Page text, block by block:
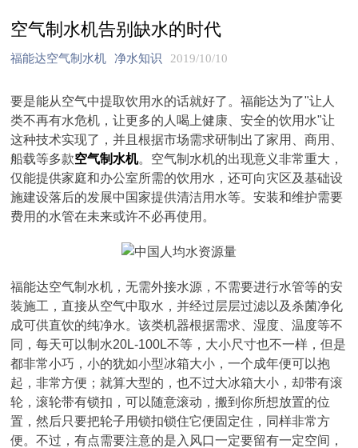
空气制水机告别缺水的时代
福能达空气制水机 净水知识 2019/10/10
要是能从空气中提取饮用水的话就好了。福能达为了"让人
类不再有水危机，让更多的人喝上健康、安全的饮用水"让
这种技术实现了，并且根据市场需求研制出了家用、商用、
船载等多款空气制水机。空气制水机的出现意义非常重大，
仅能提供家庭和办公室所需的饮用水，还可向灾区及基础设
施建设落后的发展中国家提供清洁用水等。安装和维护需要
费用的水管在未来或许不必再使用。
福能达空气制水机，无需外接水源，不需要进行水管等的安
装施工，直接从空气中取水，并经过层层过滤以及杀菌净化
成可供直饮的纯净水。该类机器根据需求、湿度、温度等不
同，每天可以制水20L-100L不等，大小尺寸也不一样，但是
都非常小巧，小的犹如小型冰箱大小，一个成年便可以抱
起，非常方便；就算大型的，也不过大冰箱大小，却带有滚
轮，滚轮带有锁扣，可以随意滚动，搬到你所想放置的位
置，然后只要把轮子用锁扣锁住它便固定住，同样非常方
便。不过，有点需要注意的是入风口一定要留有一定空间，